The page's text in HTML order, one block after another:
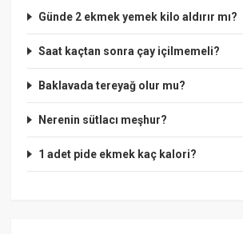
Günde 2 ekmek yemek kilo aldırır mı?
Saat kaçtan sonra çay içilmemeli?
Baklavada tereyağ olur mu?
Nerenin sütlacı meşhur?
1 adet pide ekmek kaç kalori?